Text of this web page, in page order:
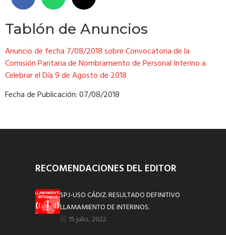
Tablón de Anuncios
Anuncio de fecha 7/08/2018 sobre Convocatoria de la
Comisión Paritaria de Nombramiento de Personal Interino a
Celebrar el Día 9 de Agosto de 2018
Fecha de Publicación: 07/08/2018
RECOMENDACIONES DEL EDITOR
SPJ-USO CÁDIZ. RESULTADO DEFINITIVO
LLAMAMIENTO DE INTERINOS.
15 julio, 2022